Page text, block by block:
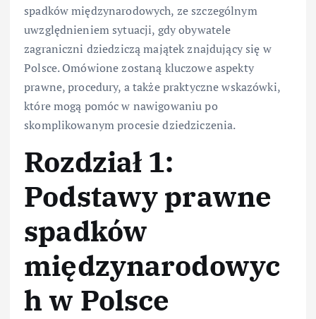
spadków międzynarodowych, ze szczególnym
uwzględnieniem sytuacji, gdy obywatele
zagraniczni dziedziczą majątek znajdujący się w
Polsce. Omówione zostaną kluczowe aspekty
prawne, procedury, a także praktyczne wskazówki,
które mogą pomóc w nawigowaniu po
skomplikowanym procesie dziedziczenia.
Rozdział 1:
Podstawy prawne
spadków
międzynarodowyc
h w Polsce